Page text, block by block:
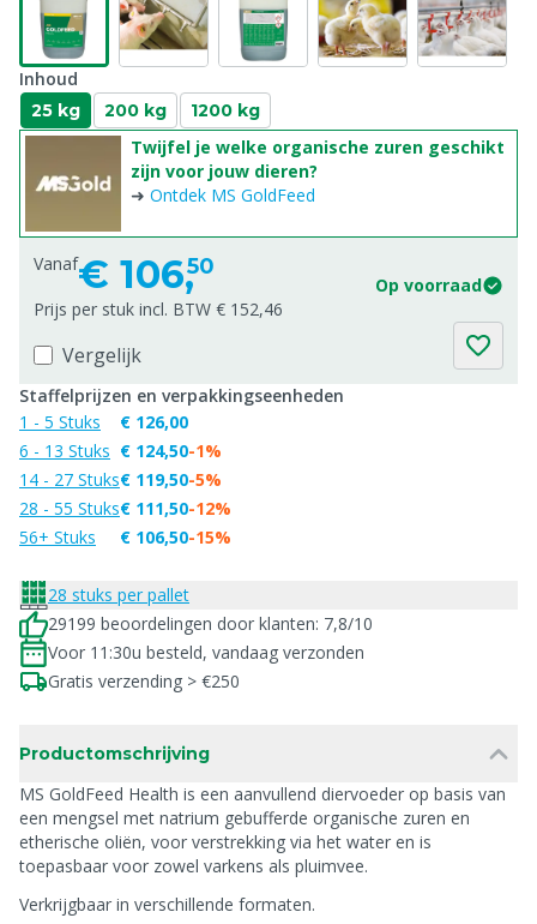
Inhoud
25 kg 200 kg 1200 kg
Twijfel je welke organische zuren geschikt
zijn voor jouw dieren?
➜ Ontdek MS GoldFeed
Vanaf€ 106,50
Op voorraad
Prijs per stuk incl. BTW € 152,46
Vergelijk
Staffelprijzen en verpakkingseenheden
1 - 5 Stuks
6 - 13 Stuks
14 - 27 Stuks
28 - 55 Stuks
56+ Stuks
€ 126,00
€ 124,50
€ 119,50
€ 111,50
€ 106,50
-1%
-5%
-12%
-15%
28 stuks per pallet
29199 beoordelingen door klanten: 7,8/10
Voor 11:30u besteld, vandaag verzonden
Gratis verzending > €250
Productomschrijving
MS GoldFeed Health is een aanvullend diervoeder op basis van
een mengsel met natrium gebufferde organische zuren en
etherische oliën, voor verstrekking via het water en is
toepasbaar voor zowel varkens als pluimvee.
Verkrijgbaar in verschillende formaten.